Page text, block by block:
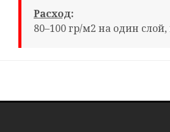
Расход:
80–100 гр/м2 на один слой,